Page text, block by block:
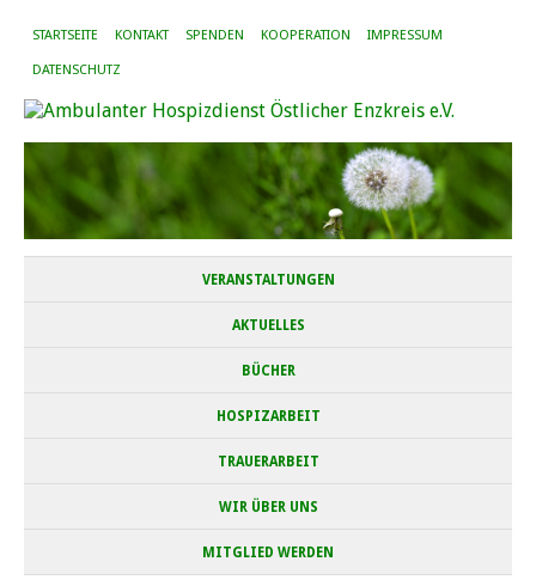
STARTSEITE KONTAKT SPENDEN KOOPERATION IMPRESSUM
DATENSCHUTZ
VERANSTALTUNGEN
AKTUELLES
BÜCHER
HOSPIZARBEIT
TRAUERARBEIT
WIR ÜBER UNS
MITGLIED WERDEN